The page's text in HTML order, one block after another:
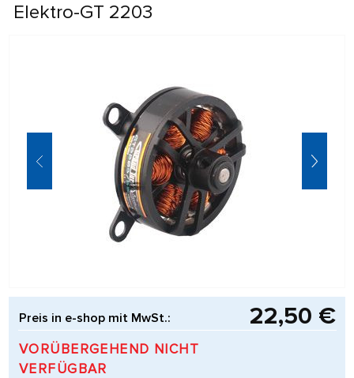
Elektro-GT 2203
Preis in e-shop mit MwSt.: 22,50 €
VORÜBERGEHEND NICHT
VERFÜGBAR